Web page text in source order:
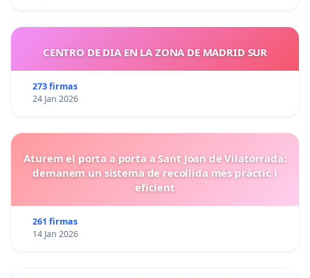
CENTRO DE DIA EN LA ZONA DE MADRID SUR
273 firmas
24 Jan 2026
Aturem el porta a porta a Sant Joan de Vilatorrada:
demanem un sistema de recollida més pràctic i
eficient
261 firmas
14 Jan 2026